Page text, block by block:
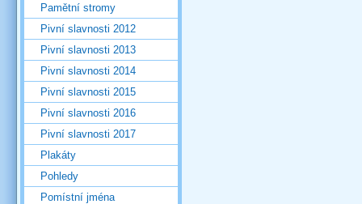
Pamětní stromy
Pivní slavnosti 2012
Pivní slavnosti 2013
Pivní slavnosti 2014
Pivní slavnosti 2015
Pivní slavnosti 2016
Pivní slavnosti 2017
Plakáty
Pohledy
Pomístní jména